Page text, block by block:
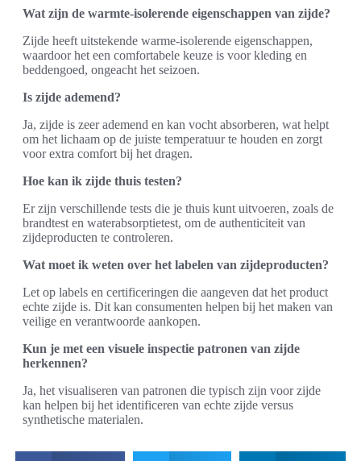
Wat zijn de warmte-isolerende eigenschappen van zijde?
Zijde heeft uitstekende warme-isolerende eigenschappen,
waardoor het een comfortabele keuze is voor kleding en
beddengoed, ongeacht het seizoen.
Is zijde ademend?
Ja, zijde is zeer ademend en kan vocht absorberen, wat helpt
om het lichaam op de juiste temperatuur te houden en zorgt
voor extra comfort bij het dragen.
Hoe kan ik zijde thuis testen?
Er zijn verschillende tests die je thuis kunt uitvoeren, zoals de
brandtest en waterabsorptietest, om de authenticiteit van
zijdeproducten te controleren.
Wat moet ik weten over het labelen van zijdeproducten?
Let op labels en certificeringen die aangeven dat het product
echte zijde is. Dit kan consumenten helpen bij het maken van
veilige en verantwoorde aankopen.
Kun je met een visuele inspectie patronen van zijde
herkennen?
Ja, het visualiseren van patronen die typisch zijn voor zijde
kan helpen bij het identificeren van echte zijde versus
synthetische materialen.